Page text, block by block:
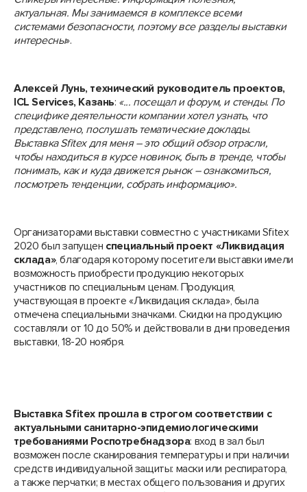
актуальная. Мы занимаемся в комплексе всеми
системами безопасности, поэтому все разделы выставки
интересны».
Алексей Лунь, технический руководитель проектов,
ICL Services, Казань: «... посещал и форум, и стенды. По
специфике деятельности компании хотел узнать, что
представлено, послушать тематические доклады.
ВыставкаSfitexдля меня – это общий обзор отрасли,
чтобы находиться в курсе новинок, быть в тренде, чтобы
понимать, как и куда движется рынок – ознакомиться,
посмотреть тенденции, собрать информацию».
Организаторами выставки совместно с участниками Sfitex
2020 был запущен специальный проект «Ликвидация
склада», благодаря которому посетители выставки имели
возможность приобрести продукцию некоторых
участников по специальным ценам. Продукция,
участвующая в проекте «Ликвидация склада», была
отмечена специальными значками. Скидки на продукцию
составляли от 10 до 50% и действовали в дни проведения
выставки, 18-20 ноября.
Выставка Sfitex прошла в строгом соответствии с
актуальными санитарно-эпидемиологическими
требованиями Роспотребнадзора: вход в зал был
возможен после сканирования температуры и при наличии
средств индивидуальной защиты: маски или респиратора,
а также перчатки; в местах общего пользования и других